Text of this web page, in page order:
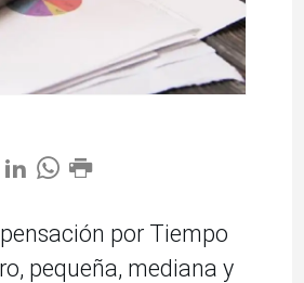
por Tiempo
pequeña, mediana y